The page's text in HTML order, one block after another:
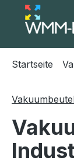
Hauptinhalt
Zur Suche
Zur
Startseite